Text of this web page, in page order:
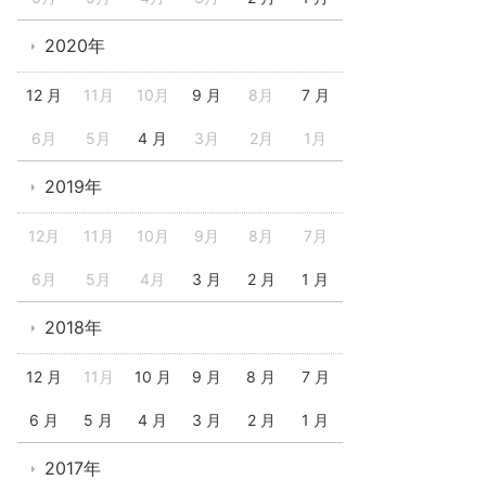
2020年
12 月 11月 10月 9 月 8月 7 月
6月 5月 4 月 3月 2月 1月
2019年
12月 11月 10月 9月 8月 7月
6月 5月 4月 3 月 2 月 1 月
2018年
12 月 11月 10 月 9 月 8 月 7 月
6 月 5 月 4 月 3 月 2 月 1 月
2017年